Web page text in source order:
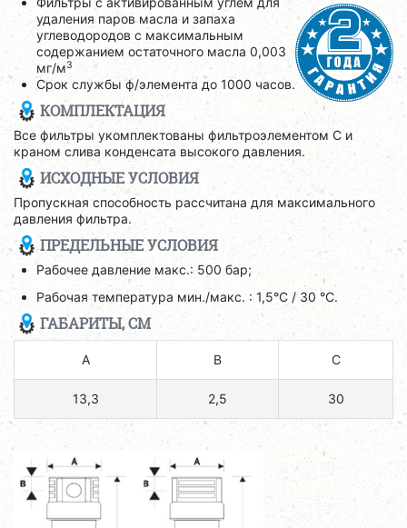
удаления паров масла и запаха
углеводородов с максимальным
содержанием остаточного масла 0,003
мг/м3
Срок службы ф/элемента до 1000 часов.
КОМПЛЕКТАЦИЯ
Все фильтры укомплектованы фильтроэлементом C и
краном слива конденсата высокого давления.
ИСХОДНЫЕ УСЛОВИЯ
Пропускная способность рассчитана для максимального
давления фильтра.
ПРЕДЕЛЬНЫЕ УСЛОВИЯ
Рабочее давление макс.: 500 бар;
Рабочая температура мин./макс. : 1,5°C / 30 °C.
ГАБАРИТЫ, СМ
A B C
13,3 2,5 30